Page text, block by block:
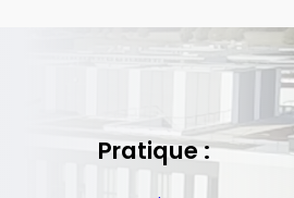
Pratique :